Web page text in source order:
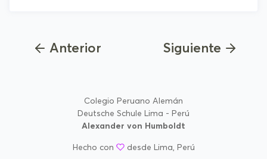
Anterior Siguiente
Colegio Peruano Alemán
Deutsche Schule Lima - Perú
Alexander von Humboldt
Hecho con desde Lima, Perú